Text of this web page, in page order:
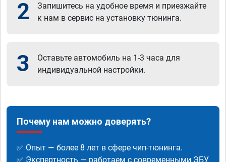
2
Запишитесь на удобное время и приезжайте
к нам в сервис на установку тюнинга.
3
Оставьте автомобиль на 1-3 часа для
индивидуальной настройки.
Почему нам можно доверять?
✅ Опыт — более 8 лет в сфере чип-тюнинга.
✅ Экспертность — работаем с современными ЭБУ